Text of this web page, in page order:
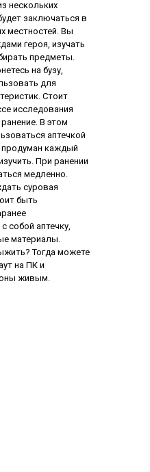
нескольких
заключаться в
местностей. Вы
героя, изучать
предметы.
на бузу,
для
Стоит
исследования
В этом
аптечкой
продуман каждый
При ранении
медленно.
суровая
быть
собой аптечку,
материалы.
Тогда можете
на ПК и
живым.